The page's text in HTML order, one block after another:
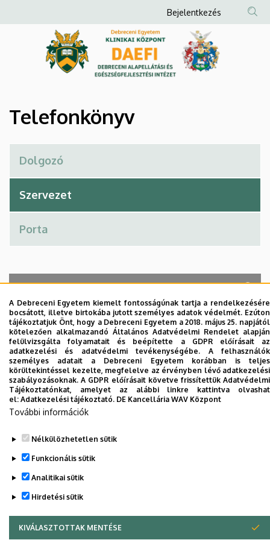
Debreceni
és
Egészségfejlesztési
Intézet
a
Anonim
Felhasználói
fiók
menüje
Bejelentkezés
Telefonkönyv
A keresés a következőkre működik: Név, Munkahely (szervezeti egység),
Beosztás, Munkakör, Mellék
Szervezetek
Nincs találat.
Dolgozói adatmódosítás igénylése a DE
telefonkönyvében
DE telefonkönyvében
A Debreceni Egyetem kiemelt fontosságúnak tartja a rendelkezésére
bocsátott, illetve birtokába jutott személyes adatok védelmét. Ezúton
tájékoztatjuk Önt, hogy a Debreceni Egyetem a 2018. május 25. napjától
kötelezően alkalmazandó Általános Adatvédelmi Rendelet alapján
felülvizsgálta folyamatait és beépítette a GDPR előírásait az
adatkezelési és adatvédelmi tevékenységébe. A felhasználók
személyes adatait a Debreceni Egyetem korábban is teljes
körültekintéssel kezelte, megfelelve az érvényben lévő adatkezelési
szabályozásoknak. A GDPR előírásait követve frissítettük Adatvédelmi
Tájékoztatónkat, amelyet az alábbi linkre kattintva olvashat
el: Adatkezelési tájékoztató. DE Kancellária WAV Központ
További információk
Nélkülözhetetlen sütik
Funkcionális sütik
Analitikai sütik
Hirdetési sütik
KIVÁLASZTOTTAK MENTÉSE
WITHDRAW CONSENT